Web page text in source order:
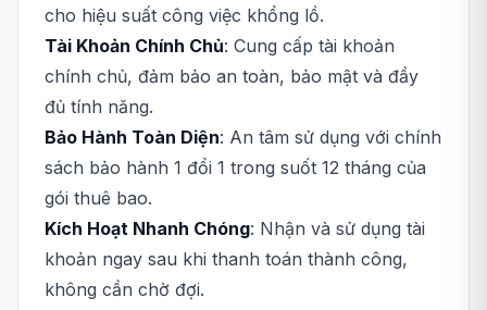
cho hiệu suất công việc khổng lồ.
Tài Khoản Chính Chủ: Cung cấp tài khoản
chính chủ, đảm bảo an toàn, bảo mật và đầy
đủ tính năng.
Bảo Hành Toàn Diện: An tâm sử dụng với chính
sách bảo hành 1 đổi 1 trong suốt 12 tháng của
gói thuê bao.
Kích Hoạt Nhanh Chóng: Nhận và sử dụng tài
khoản ngay sau khi thanh toán thành công,
không cần chờ đợi.